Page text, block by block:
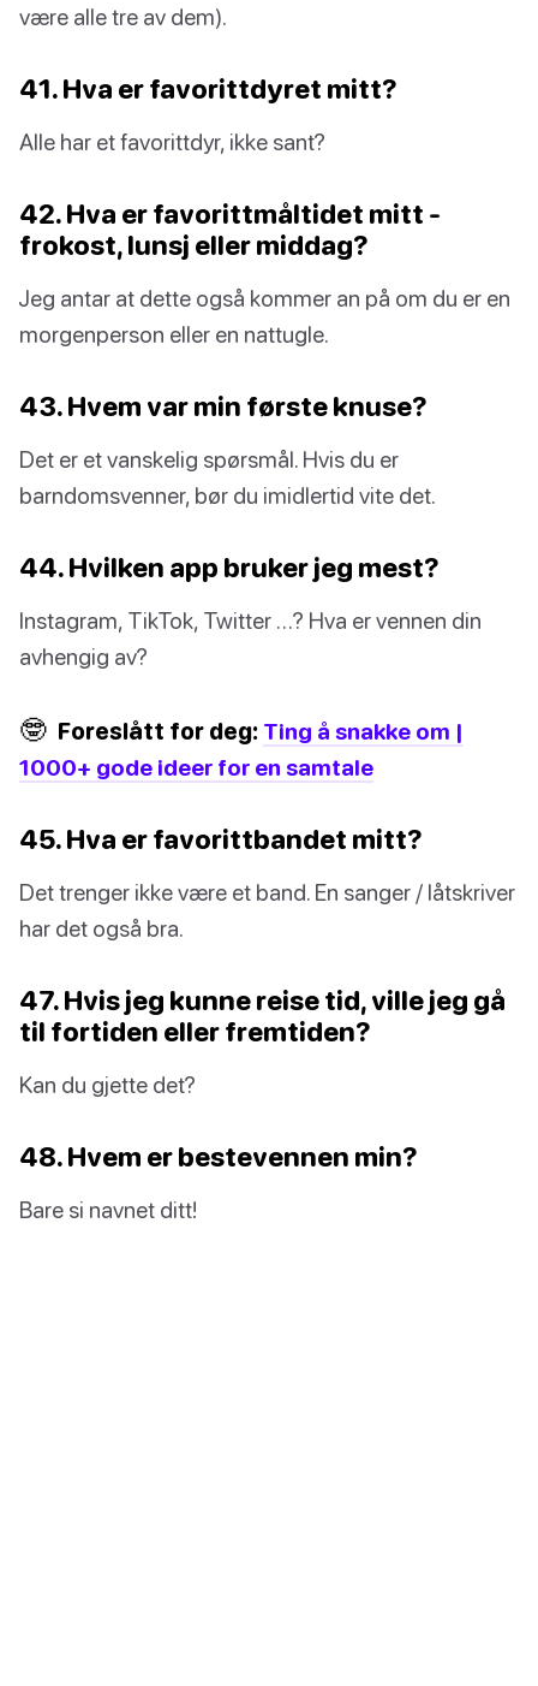
være alle tre av dem).
41. Hva er favorittdyret mitt?
Alle har et favorittdyr, ikke sant?
42. Hva er favorittmåltidet mitt -
frokost, lunsj eller middag?
Jeg antar at dette også kommer an på om du er en
morgenperson eller en nattugle.
43. Hvem var min første knuse?
Det er et vanskelig spørsmål. Hvis du er
barndomsvenner, bør du imidlertid vite det.
44. Hvilken app bruker jeg mest?
Instagram, TikTok, Twitter …? Hva er vennen din
avhengig av?
🤓 Foreslått for deg: Ting å snakke om |
1000+ gode ideer for en samtale
45. Hva er favorittbandet mitt?
Det trenger ikke være et band. En sanger / låtskriver
har det også bra.
47. Hvis jeg kunne reise tid, ville jeg gå
til fortiden eller fremtiden?
Kan du gjette det?
48. Hvem er bestevennen min?
Bare si navnet ditt!